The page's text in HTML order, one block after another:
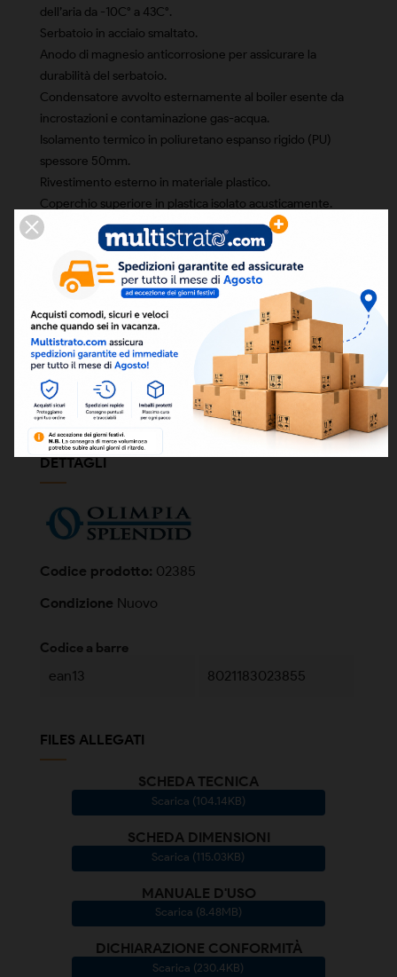
dell’aria da -10C° a 43C°.
Serbatoio in acciaio smaltato.
Anodo di magnesio anticorrosione per assicurare la
durabilità del serbatoio.
Condensatore avvolto esternamente al boiler esente da
incrostazioni e contaminazione gas-acqua.
Isolamento termico in poliuretano espanso rigido (PU)
spessore 50mm.
Rivestimento esterno in materiale plastico.
Coperchio superiore in plastica isolato acusticamente.
Compressore ad alta efficienza con refrigerante R134a**.
Resistenza elettrica disponibile nell’unita come back-up,
che assicura acqua calda a temperatura costante anche in
condizioni invernali ed estive estreme.
Contatto ON-OFF per avviare l’unita da un interruttore
esterno.
Ciclo di disinfezione settimanale.
Possibilità di gestire il ricircolo di acqua calda sanitaria o
l’integrazione solare, solo utilizzando modello da 251 litri
Valvola espansione elettronica per un puntuale controllo.
DETTAGLI
Codice prodotto: 02385
Condizione Nuovo
Codice a barre
ean13 8021183023855
FILES ALLEGATI
SCHEDA TECNICA
Scarica (104.14KB)
SCHEDA DIMENSIONI
Scarica (115.03KB)
MANUALE D'USO
Scarica (8.48MB)
DICHIARAZIONE CONFORMITÀ
Scarica (230.4KB)